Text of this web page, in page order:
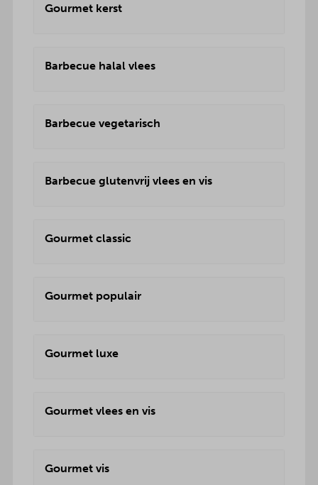
Gourmet kerst
Barbecue halal vlees
Barbecue vegetarisch
Barbecue glutenvrij vlees en vis
Gourmet classic
Gourmet populair
Gourmet luxe
Gourmet vlees en vis
Gourmet vis